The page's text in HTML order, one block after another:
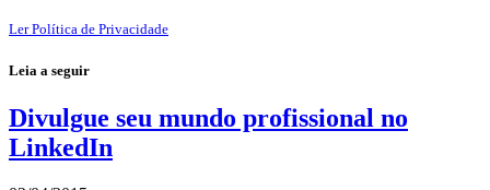
Ler Política de Privacidade
Leia a seguir
Divulgue seu mundo profissional no
LinkedIn